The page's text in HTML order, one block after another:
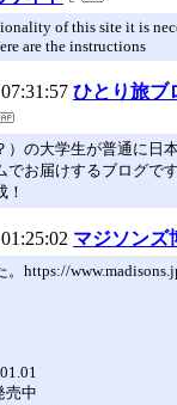
of this site it is
are the instructions
ひとり旅ブ
）の大学生が普通に日
でお届けするブログで
！
マジソンズ
。https://
売中